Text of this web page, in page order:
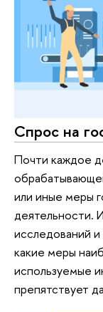
Спрос на
Почти каждое
или иные меры
деятельности.
исследований
какие меры
используемые
препятствует